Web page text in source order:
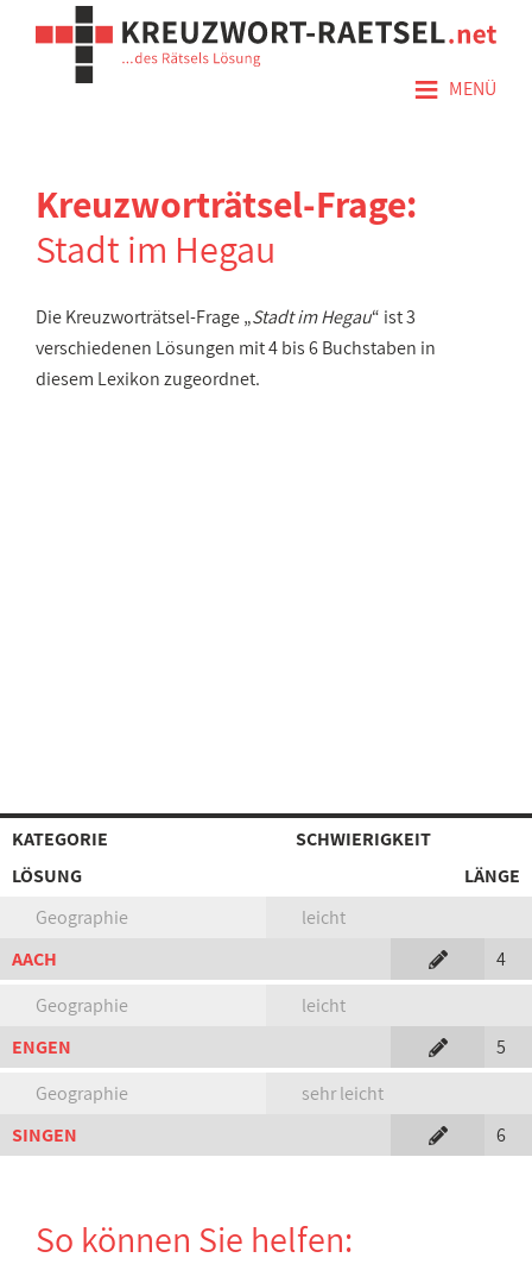
≡ MENÜ
Kreuzworträtsel-Frage:
Stadt im Hegau
Die Kreuzworträtsel-Frage „Stadt im Hegau“ ist 3
verschiedenen Lösungen mit 4 bis 6 Buchstaben in
diesem Lexikon zugeordnet.
KATEGORIE
SCHWIERIGKEIT
LÖSUNG
LÄNGE
Geographie
leicht
AACH
4
Geographie
leicht
ENGEN
5
Geographie
sehr leicht
SINGEN
6
So können Sie helfen: